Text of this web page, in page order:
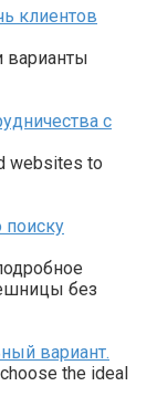
клиентов
варианты
с
websites to
поиску
без
вариант.
the ideal